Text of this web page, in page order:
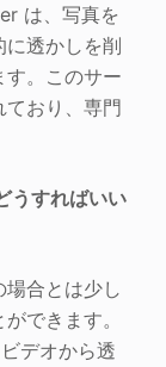
は、写真を
に透かしを削
す。このサー
ており、専門
うすればいい
合とは少し
できます。
デオから透